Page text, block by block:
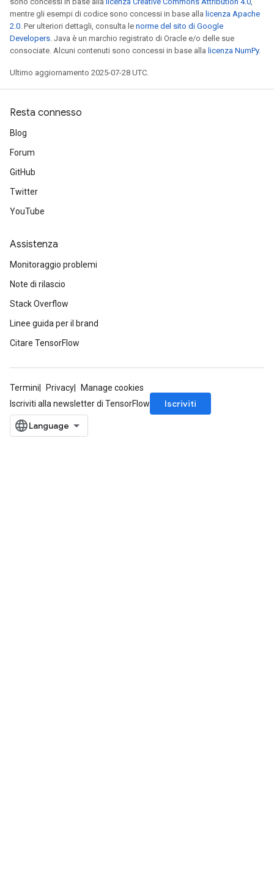
mentre gli esempi di codice sono concessi in base alla licenza Apache
2.0. Per ulteriori dettagli, consulta le norme del sito di Google
Developers. Java è un marchio registrato di Oracle e/o delle sue
consociate. Alcuni contenuti sono concessi in base alla licenza NumPy.
Ultimo aggiornamento 2025-07-28 UTC.
Resta connesso
Blog
Forum
GitHub
Twitter
YouTube
Assistenza
Monitoraggio problemi
Note di rilascio
Stack Overflow
Linee guida per il brand
Citare TensorFlow
Termini Privacy
Manage cookies
Iscriviti alla newsletter di TensorFlow
Iscriviti